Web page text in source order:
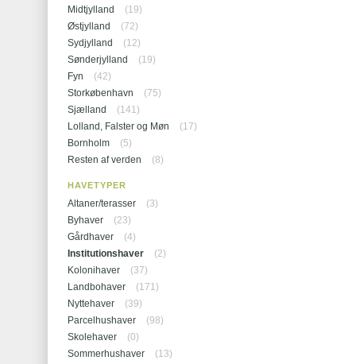
Midtjylland
(19)
Østjylland
(72)
Sydjylland
(12)
Sønderjylland
(19)
Fyn
(42)
Storkøbenhavn
(75)
Sjælland
(141)
Lolland, Falster og Møn
(17)
Bornholm
(5)
Resten af verden
(8)
HAVETYPER
Altaner/terasser
(3)
Byhaver
(23)
Gårdhaver
(4)
Institutionshaver
(2)
Kolonihaver
(37)
Landbohaver
(171)
Nyttehaver
(39)
Parcelhushaver
(98)
Skolehaver
(0)
Sommerhushaver
(13)